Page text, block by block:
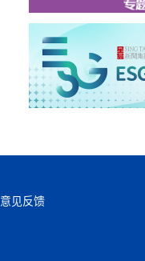
意见反馈